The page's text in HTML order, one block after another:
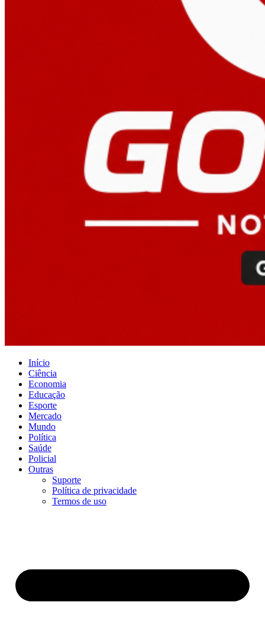
Início
Ciência
Economia
Educação
Esporte
Mercado
Mundo
Política
Saúde
Policial
Outras
Suporte
Política de privacidade
Termos de uso